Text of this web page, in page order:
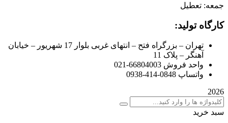
جمعه: تعطیل
کارگاه تولید:
تهران – بزرگراه فتح – انتهای غربی بلوار 17 شهریور – خیابان
آهنگر – پلاک 11
واحد فروش 66804003-021
واتساپ 0848-414-0938
2026
سبد خرید